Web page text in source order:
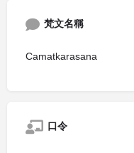
梵文名稱
Camatkarasana
口令